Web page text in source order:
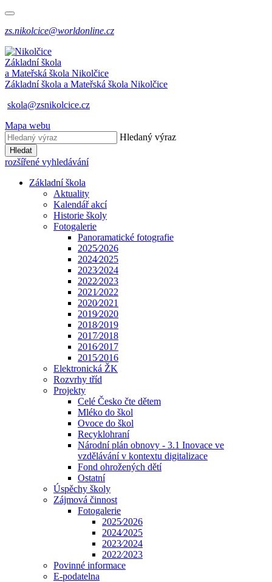
zs.nikolcice@worldonline.cz
Základní škola
a Mateřská škola Nikolčice
Základní škola a Mateřská škola Nikolčice
skola@zsnikolcice.cz
Mapa webu
Hledaný výraz
Hledat
rozšířené vyhledávání
Základní škola
Aktuality
Kalendář akcí
Historie školy
Fotogalerie
Panoramatické fotografie
2025⁄2026
2024⁄2025
2023⁄2024
2022⁄2023
2021⁄2022
2020⁄2021
2019⁄2020
2018⁄2019
2017⁄2018
2016⁄2017
2015⁄2016
Elektronická ŽK
Rozvrhy tříd
Projekty
Celé Česko čte dětem
Mléko do škol
Ovoce do škol
Recyklohraní
Národní plán obnovy - 3.1 Inovace ve
vzdělávání v kontextu digitalizace
Fond ohrožených dětí
Ostatní
Úspěchy školy
Zájmová činnost
Fotogalerie
2025⁄2026
2024⁄2025
2023⁄2024
2022⁄2023
Povinné informace
E-podatelna